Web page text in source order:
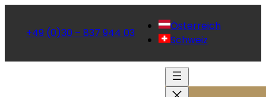
+49 (0)30 – 837 944 03
Österreich
Schweiz